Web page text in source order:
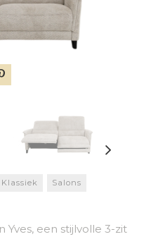
Salons
Yves, een stijlvolle 3-zit